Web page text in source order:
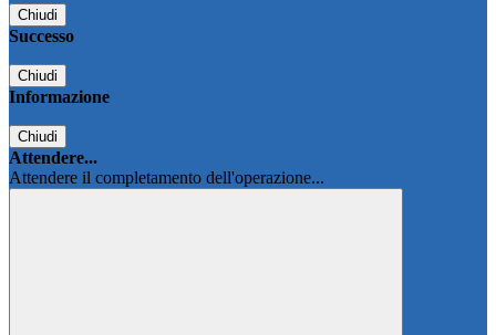
Chiudi
Successo
Chiudi
Informazione
Chiudi
Attendere...
Attendere il completamento dell'operazione...